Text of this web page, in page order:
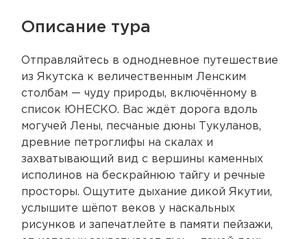
Описание тура
Отправляйтесь в однодневное путешествие
из Якутска к величественным Ленским
столбам — чуду природы, включённому в
список ЮНЕСКО. Вас ждёт дорога вдоль
могучей Лены, песчаные дюны Тукуланов,
древние петроглифы на скалах и
захватывающий вид с вершины каменных
исполинов на бескрайнюю тайгу и речные
просторы. Ощутите дыхание дикой Якутии,
услышите шёпот веков у наскальных
рисунков и запечатлейте в памяти пейзажи,